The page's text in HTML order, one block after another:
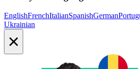
EnglishFrenchItalianSpanishGerman
Ukrainian
×